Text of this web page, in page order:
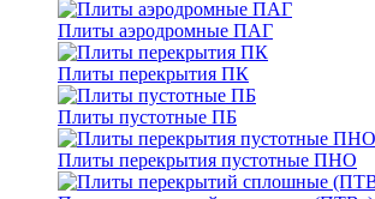
Плиты аэродромные ПАГ
Плиты перекрытия ПК
Плиты пустотные ПБ
Плиты перекрытия пустотные ПНО